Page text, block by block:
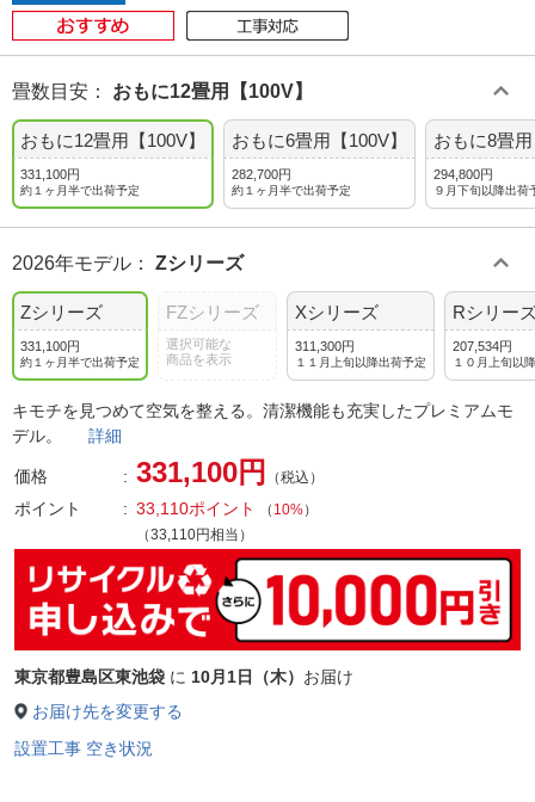
畳数目安 ： おもに12畳用【100V】
おもに12畳用【100V】
331,100円
約１ヶ月半で出荷予定
おもに6畳用【100V】
282,700円
約１ヶ月半で出荷予定
おもに8畳
294,800円
９月下旬以降出荷
2026年モデル ： Zシリーズ
Zシリーズ
331,100円
約１ヶ月半で出荷予定
FZシリーズ
選択可能な
商品を表示
Xシリーズ
311,300円
１１月上旬以降出荷予定
Rシリー
207,534円
１０月上旬以
キモチを見つめて空気を整える。清潔機能も充実したプレミアムモ
デル。 詳細
価格 331,100円 （税込）
ポイント 33,110ポイント （ 10%）
（33,110円相当）
東京都豊島区東池袋 に 10月1日（木） お届け
お届け先を変更する
設置工事 空き状況